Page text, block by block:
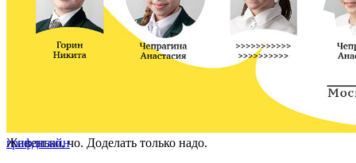
Живенько, чо. Доделать только надо.
графдизайн